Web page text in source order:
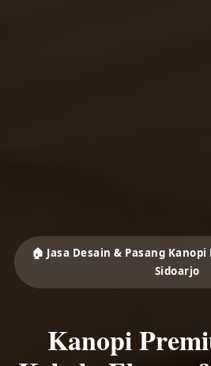
🏠 Jasa Desain & Pasang
Sidoarjo
Kanopi